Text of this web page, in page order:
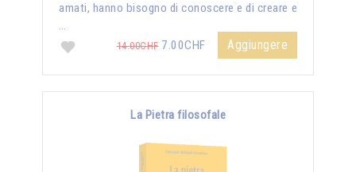
amati, hanno bisogno di conoscere e di creare e
…
14.00CHF7.00CHF Aggiungere
La Pietra filosofale